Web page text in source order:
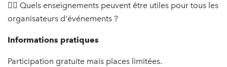
👉🏻 Quels enseignements peuvent être utiles pour tous les
organisateurs d'événements ?
Informations pratiques
Participation gratuite mais places limitées.